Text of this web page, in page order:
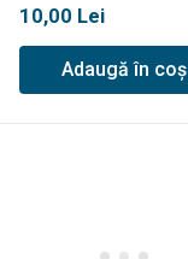
10,00 Lei
Adaugă în coș